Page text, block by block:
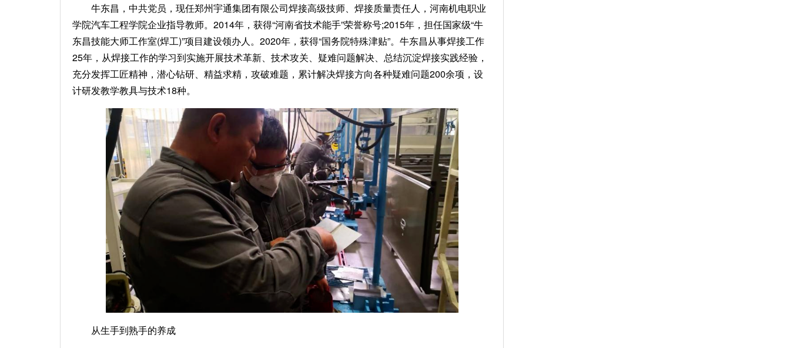
牛东昌，中共党员，现任郑州宇通集团有限公司焊接高级技师、焊接质量责任人，河南机电职业
学院汽车工程学院企业指导教师。2014年，获得“河南省技术能手”荣誉称号;2015年，担任国家级“牛
东昌技能大师工作室(焊工)”项目建设领办人。2020年，获得“国务院特殊津贴”。牛东昌从事焊接工作
25年，从焊接工作的学习到实施开展技术革新、技术攻关、疑难问题解决、总结沉淀焊接实践经验，
充分发挥工匠精神，潜心钻研、精益求精，攻破难题，累计解决焊接方向各种疑难问题200余项，设
计研发教学教具与技术18种。
从生手到熟手的养成